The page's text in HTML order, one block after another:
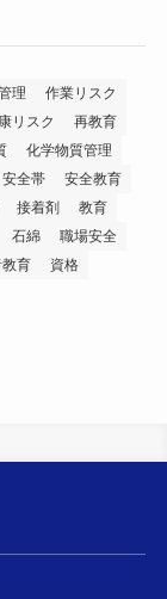
理
作業リスク
リスク
再教育
化学物質管理
安全帯
安全教育
接着剤
教育
石綿
職場安全
育
資格